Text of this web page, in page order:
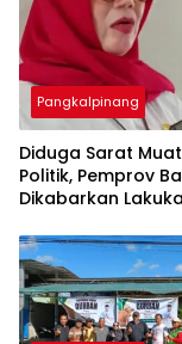
Pangkalpinang
‎Diduga Sarat
Politik, Pemprov
Dikabarkan